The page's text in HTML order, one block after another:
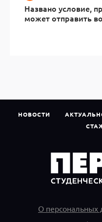
Названо условие,
может отправить
НОВОСТИ
О персональных